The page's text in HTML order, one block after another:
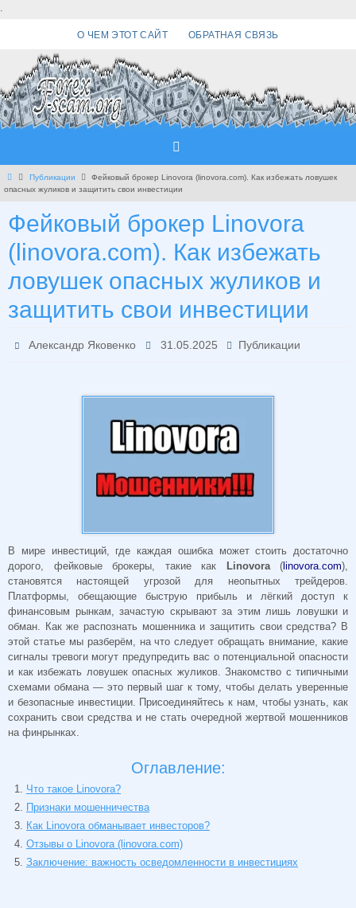
.
О ЧЕМ ЭТОТ САЙТ ОБРАТНАЯ СВЯЗЬ
Главная
Публикации
Фейковый брокер Linovora (linovora.com). Как избежать ловушек
опасных жуликов и защитить свои инвестиции
Фейковый брокер Linovora
(linovora.com). Как избежать
ловушек опасных жуликов и
защитить свои инвестиции
Александр Яковенко 31.05.2025 Публикации
В мире инвестиций, где каждая ошибка может стоить достаточно
дорого, фейковые брокеры, такие как
Linovora( linovora.com),
становятся настоящей угрозой для неопытных трейдеров.
Платформы, обещающие быструю прибыль и лёгкий доступ к
финансовым рынкам, зачастую скрывают за этим лишь ловушки и
обман. Как же распознать мошенника и защитить свои средства? В
этой статье мы разберём, на что следует обращать внимание, какие
сигналы тревоги могут предупредить вас о потенциальной опасности
и как избежать ловушек опасных жуликов. Знакомство с типичными
схемами обмана — это первый шаг к тому, чтобы делать уверенные
и безопасные инвестиции. Присоединяйтесь к нам, чтобы узнать, как
сохранить свои средства и не стать очередной жертвой мошенников
на финрынках.
Оглавление:
Что такое Linovora?
Признаки мошенничества
Как Linovora обманывает инвесторов?
Отзывы о Linovora (linovora.com)
Заключение: важность осведомленности в инвестициях